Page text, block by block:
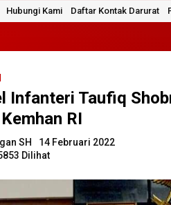
Hubungi Kami Daftar Kontak Darurat
Infanteri Taufiq
RI
SH
14 Februari 2022
Dilihat